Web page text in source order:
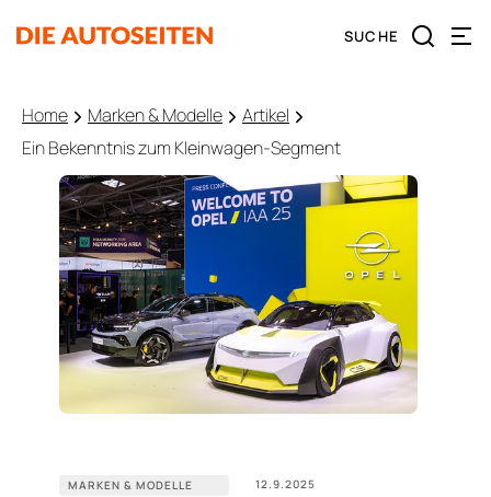
Home Marken & Modelle
Artikel
Ein Bekenntnis zum Kleinwagen-Segment
MARKEN & MODELLE 12.9.2025